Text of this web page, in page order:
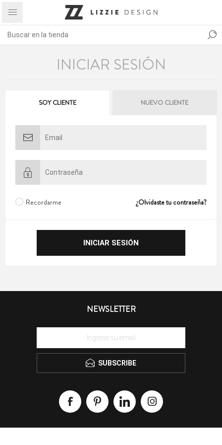
INICIAR SESIÓN
SOY CLIENTE NUEVO CLIENTE
Recordarme ¿Olvidaste tu contraseña?
NEWSLETTER
SUBSCRIBE